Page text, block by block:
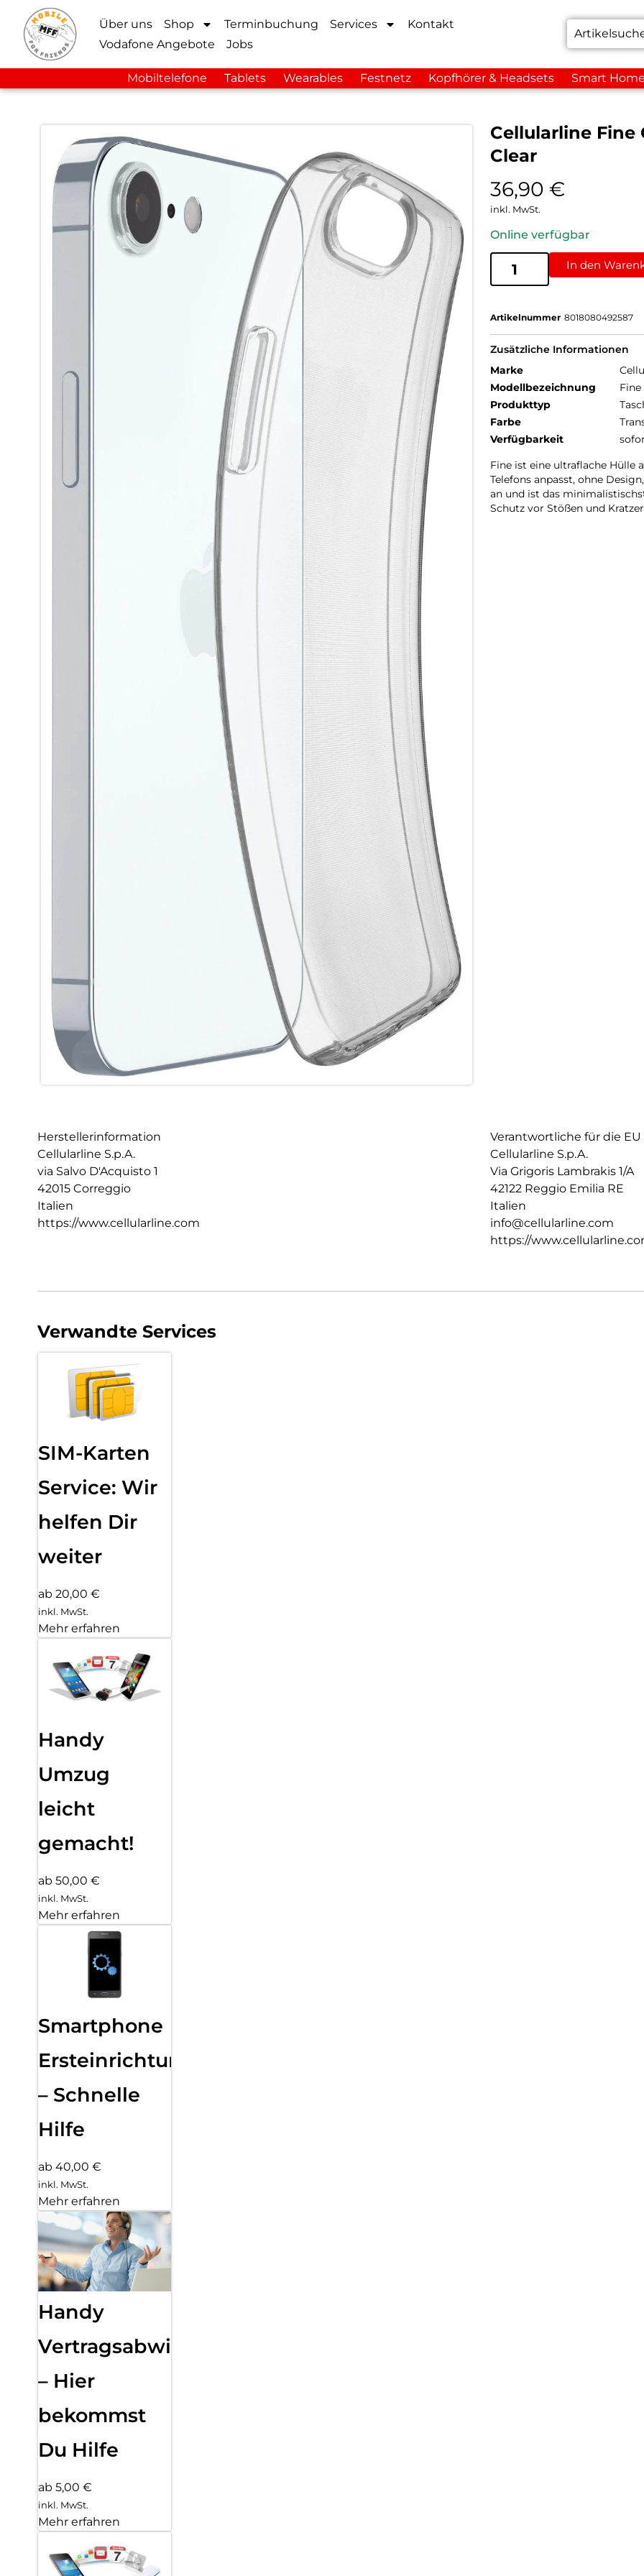
Über uns Shop Terminbuchung Services
Kontakt
Vodafone Angebote
Jobs
Mobiltelefone Tablets Wearables Festnetz Kopfhörer & Headsets Smart
Cellularline Fine
Clear
36,90 €
inkl. MwSt.
Online verfügbar
In den
Artikelnummer 8018080492587
Zusätzliche Informationen
Marke
Modellbezeichnung
Fine
Produkttyp
Farbe
Verfügbarkeit
Fine ist eine ultraflache Hülle
Telefons anpasst, ohne
an und ist das
Schutz vor Stößen und
Herstellerinformation
Cellularline S.p.A.
via Salvo D'Acquisto 1
42015 Correggio
Italien
https://www.cellularline.com
Verantwortliche für die EU
Cellularline S.p.A.
Via Grigoris Lambrakis 1/A
42122 Reggio Emilia RE
Italien
info@cellularline.com
https://
Verwandte Services
SIM-Karten
Service: Wir
helfen Dir
weiter
ab 20,00 €
inkl. MwSt.
Mehr erfahren
Handy
Umzug
leicht
gemacht!
ab 50,00 €
inkl. MwSt.
Mehr erfahren
Smartphone
Ersteinrichtung
– Schnelle
Hilfe
ab 40,00 €
inkl. MwSt.
Mehr erfahren
Handy
Vertragsabwicklung
– Hier
bekommst
Du Hilfe
ab 5,00 €
inkl. MwSt.
Mehr erfahren